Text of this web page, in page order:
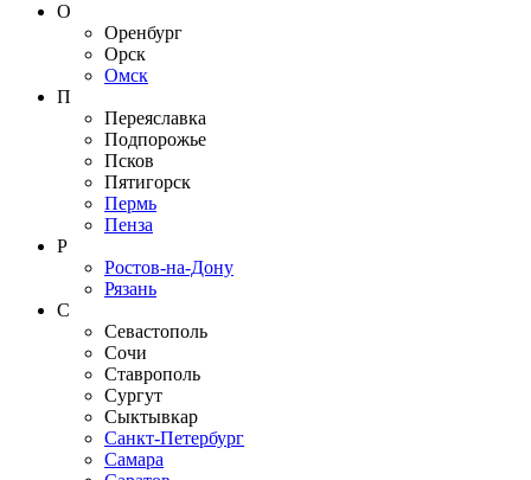
О
Оренбург
Орск
Омск
П
Переяславка
Подпорожье
Псков
Пятигорск
Пермь
Пенза
Р
Ростов-на-Дону
Рязань
С
Севастополь
Сочи
Ставрополь
Сургут
Сыктывкар
Санкт-Петербург
Самара